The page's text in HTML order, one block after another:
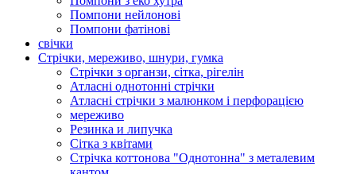
Помпони нейлонові
Помпони фатінові
свічки
Стрічки, мереживо, шнури, гумка
Стрічки з органзи, сітка, рігелін
Атласні однотонні стрічки
Атласні стрічки з малюнком і перфорацією
мереживо
Резинка и липучка
Сітка з квітами
Стрічка коттонова "Однотонна" з металевим